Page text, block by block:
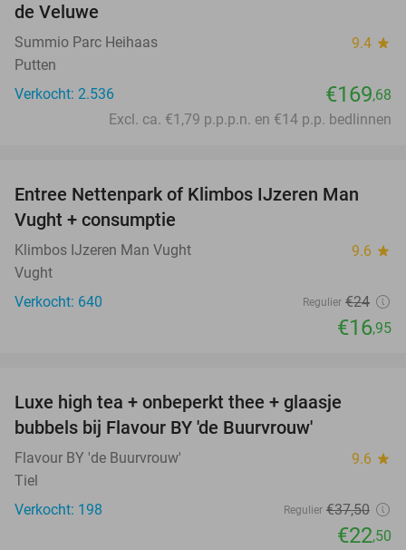
de Veluwe
Summio Parc Heihaas 9.4 star
Putten
Verkocht: 2.536
€169,68
Excl. ca. €1,79 p.p.p.n. en €14 p.p. bedlinnen
29%
Entree Nettenpark of Klimbos IJzeren Man
Vught + consumptie
Klimbos IJzeren Man Vught 9.6 star
Vught
Verkocht: 640
Regulier €24
€16,95
Luxe high tea + onbeperkt thee + glaasje
bubbels bij Flavour BY 'de Buurvrouw'
Flavour BY 'de Buurvrouw' 9.6 star
Tiel
Verkocht: 198
Regulier €37,50
€22,50